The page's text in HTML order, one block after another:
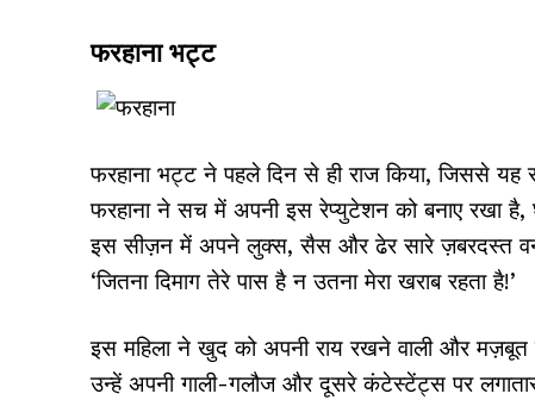
फरहाना भट्ट
फरहाना भट्ट ने पहले दिन से ही राज किया, जिससे यह
फरहाना ने सच में अपनी इस रेप्युटेशन को बनाए रखा है,
इस सीज़न में अपने लुक्स, सैस और ढेर सारे ज़बरदस्त वन-
‘जितना दिमाग तेरे पास है न उतना मेरा खराब रहता है!’
इस महिला ने खुद को अपनी राय रखने वाली और मज़बूत
उन्हें अपनी गाली-गलौज और दूसरे कंटेस्टेंट्स पर